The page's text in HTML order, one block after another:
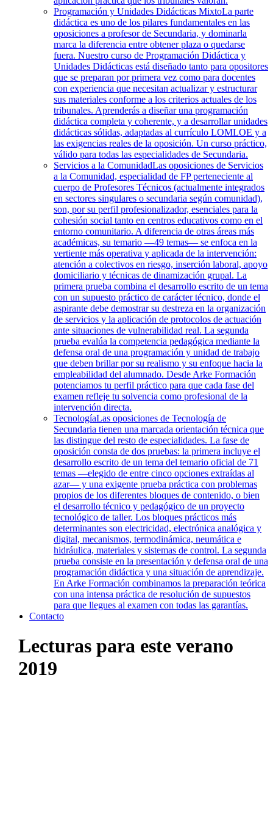
Programación y Unidades Didácticas MixtoLa parte
didáctica es uno de los pilares fundamentales en las
oposiciones a profesor de Secundaria, y dominarla
marca la diferencia entre obtener plaza o quedarse
fuera. Nuestro curso de Programación Didáctica y
Unidades Didácticas está diseñado tanto para opositores
que se preparan por primera vez como para docentes
con experiencia que necesitan actualizar y estructurar
sus materiales conforme a los criterios actuales de los
tribunales. Aprenderás a diseñar una programación
didáctica completa y coherente, y a desarrollar unidades
didácticas sólidas, adaptadas al currículo LOMLOE y a
las exigencias reales de la oposición. Un curso práctico,
válido para todas las especialidades de Secundaria.
Servicios a la ComunidadLas oposiciones de Servicios
a la Comunidad, especialidad de FP perteneciente al
cuerpo de Profesores Técnicos (actualmente integrados
en sectores singulares o secundaria según comunidad),
son, por su perfil profesionalizador, esenciales para la
cohesión social tanto en centros educativos como en el
entorno comunitario. A diferencia de otras áreas más
académicas, su temario —49 temas— se enfoca en la
vertiente más operativa y aplicada de la intervención:
atención a colectivos en riesgo, inserción laboral, apoyo
domiciliario y técnicas de dinamización grupal. La
primera prueba combina el desarrollo escrito de un tema
con un supuesto práctico de carácter técnico, donde el
aspirante debe demostrar su destreza en la organización
de servicios y la aplicación de protocolos de actuación
ante situaciones de vulnerabilidad real. La segunda
prueba evalúa la competencia pedagógica mediante la
defensa oral de una programación y unidad de trabajo
que deben brillar por su realismo y su enfoque hacia la
empleabilidad del alumnado. Desde Arke Formación
potenciamos tu perfil práctico para que cada fase del
examen refleje tu solvencia como profesional de la
intervención directa.
TecnologíaLas oposiciones de Tecnología de
Secundaria tienen una marcada orientación técnica que
las distingue del resto de especialidades. La fase de
oposición consta de dos pruebas: la primera incluye el
desarrollo escrito de un tema del temario oficial de 71
temas —elegido de entre cinco opciones extraídas al
azar— y una exigente prueba práctica con problemas
propios de los diferentes bloques de contenido, o bien
el desarrollo técnico y pedagógico de un proyecto
tecnológico de taller. Los bloques prácticos más
determinantes son electricidad, electrónica analógica y
digital, mecanismos, termodinámica, neumática e
hidráulica, materiales y sistemas de control. La segunda
prueba consiste en la presentación y defensa oral de una
programación didáctica y una situación de aprendizaje.
En Arke Formación combinamos la preparación teórica
con una intensa práctica de resolución de supuestos
para que llegues al examen con todas las garantías.
Contacto
Lecturas para este verano
2019